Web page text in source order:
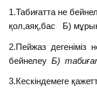
1.Табиғатта не
қол,аяқ,бас Б)
2.Пейжаз
бейнелеу Б)
3.Кескіндемеге